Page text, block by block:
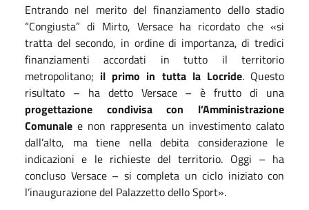
Entrando nel merito del finanziamento dello stadio
“Congiusta” di Mirto, Versace ha ricordato che «si
tratta del secondo, in ordine di importanza, di tredici
finanziamenti accordati in tutto il territorio
metropolitano; il primo in tutta la Locride. Questo
risultato – ha detto Versace – è frutto di una
progettazione condivisa con l’Amministrazione
Comunale e non rappresenta un investimento calato
dall’alto, ma tiene nella debita considerazione le
indicazioni e le richieste del territorio. Oggi – ha
concluso Versace – si completa un ciclo iniziato con
l’inaugurazione del Palazzetto dello Sport».